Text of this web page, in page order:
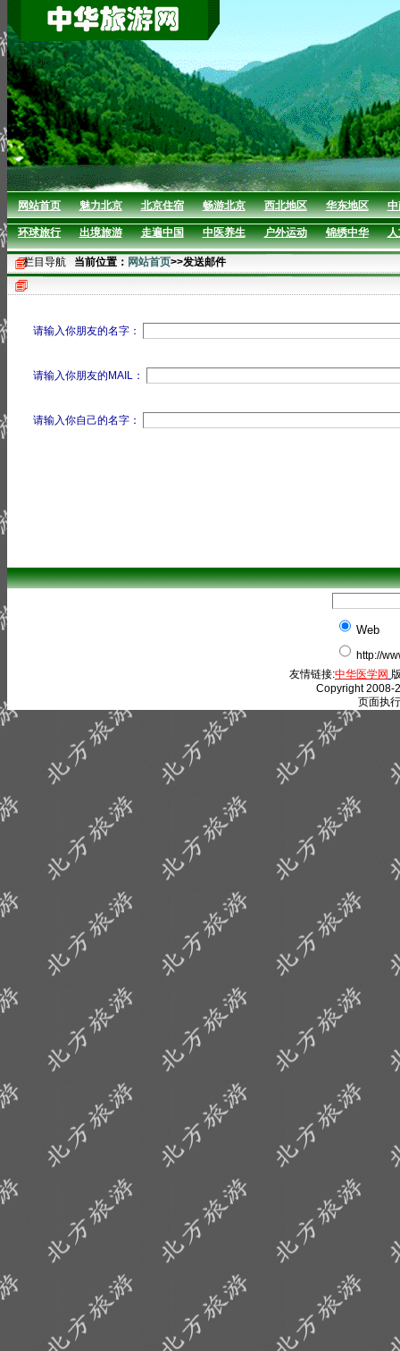
网站首页 魅力北京 北京住宿 畅游北京 西北地区 华东地区 中
环球旅行 出境旅游 走遍中国 中医养生 户外运动 锦绣中华 人
栏目导航 当前位置： 网站首页>>发送邮件
请输入你朋友的名字：
请输入你朋友的MAIL：
请输入你自己的名字：
Web
http://
友情链接:中华医学网
Copyright 2008-
页面执